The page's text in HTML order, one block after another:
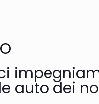
auto dei